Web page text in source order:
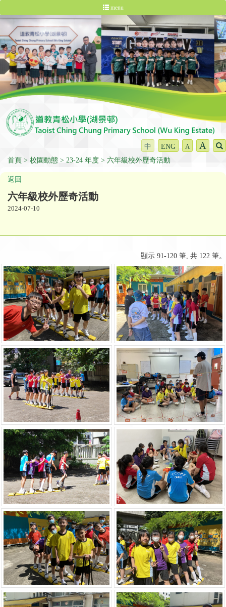
menu
中 ENG A A
首頁 校園動態 23-24 年度 六年級校外歷奇活動
返回
六年級校外歷奇活動
2024-07-10
顯示 91-120 筆, 共 122 筆。